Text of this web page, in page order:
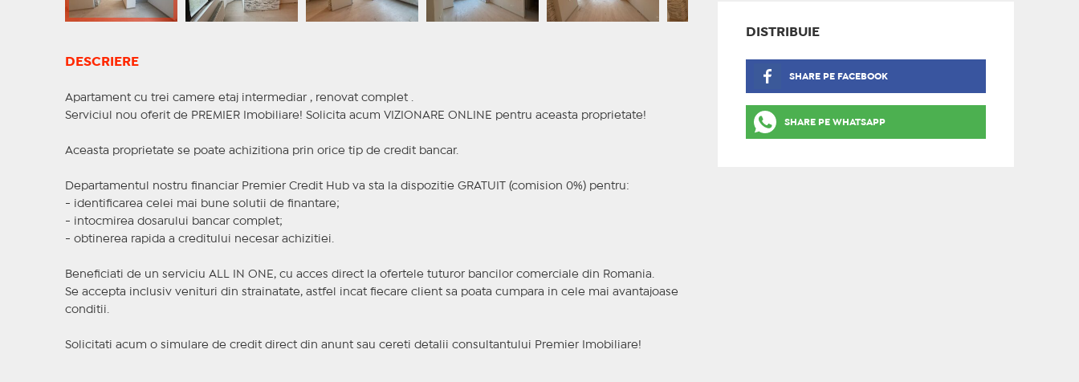
DESCRIERE
Apartament cu trei camere etaj intermediar , renovat complet .
Serviciul nou oferit de PREMIER Imobiliare! Solicita acum VIZIONARE ONLINE pentru aceasta proprietate!
Aceasta proprietate se poate achizitiona prin orice tip de credit bancar.
Departamentul nostru financiar Premier Credit Hub va sta la dispozitie GRATUIT (comision 0%) pentru:
- identificarea celei mai bune solutii de finantare;
- intocmirea dosarului bancar complet;
- obtinerea rapida a creditului necesar achizitiei.
Beneficiati de un serviciu ALL IN ONE, cu acces direct la ofertele tuturor bancilor comerciale din Romania.
Se accepta inclusiv venituri din strainatate, astfel incat fiecare client sa poata cumpara in cele mai avantajoase
conditii.
Solicitati acum o simulare de credit direct din anunt sau cereti detalii consultantului Premier Imobiliare!
DISTRIBUIE
SHARE PE FACEBOOK
SHARE PE WHATSAPP